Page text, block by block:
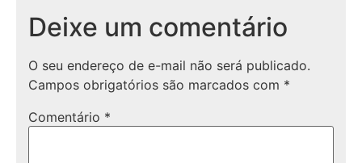
Deixe um comentário
O seu endereço de e-mail não será publicado.
Campos obrigatórios são marcados com *
Comentário *